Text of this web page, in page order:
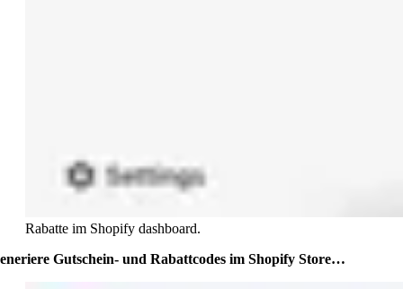
Rabatte im Shopify dashboard.
Gutschein- und Rabattcodes im Shopify Store…